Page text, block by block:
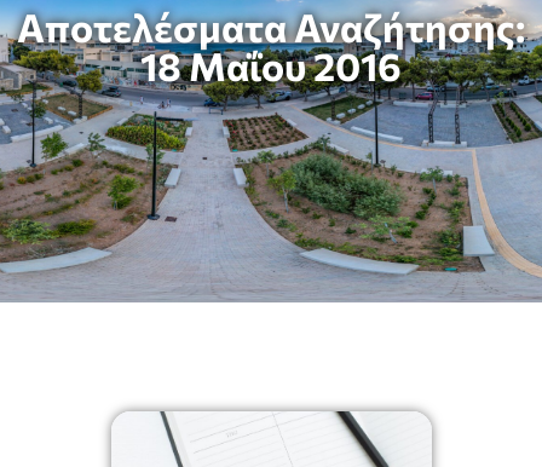
Αποτελέσματα Αναζήτησης:
18 Μαΐου 2016